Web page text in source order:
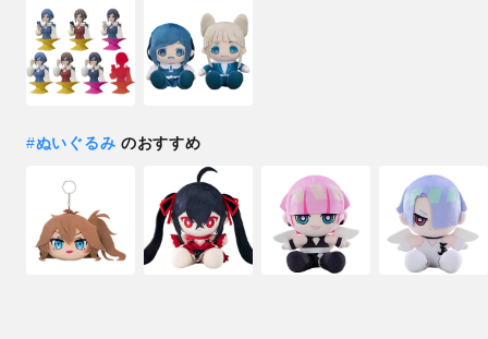
#ぬいぐるみ のおすすめ